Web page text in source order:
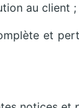
au client ;
et